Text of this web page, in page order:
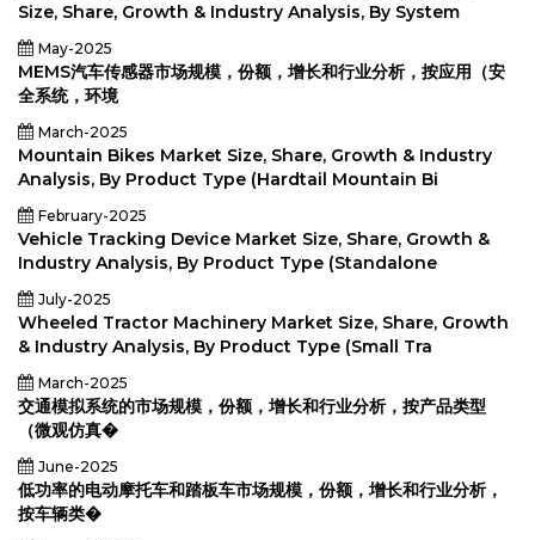
Size, Share, Growth & Industry Analysis, By System
May-2025
MEMS汽车传感器市场规模，份额，增长和行业分析，按应用（安
全系统，环境
March-2025
Mountain Bikes Market Size, Share, Growth & Industry
Analysis, By Product Type (Hardtail Mountain Bi
February-2025
Vehicle Tracking Device Market Size, Share, Growth &
Industry Analysis, By Product Type (Standalone
July-2025
Wheeled Tractor Machinery Market Size, Share, Growth
& Industry Analysis, By Product Type (Small Tra
March-2025
交通模拟系统的市场规模，份额，增长和行业分析，按产品类型
（微观仿真�
June-2025
低功率的电动摩托车和踏板车市场规模，份额，增长和行业分析，
按车辆类�